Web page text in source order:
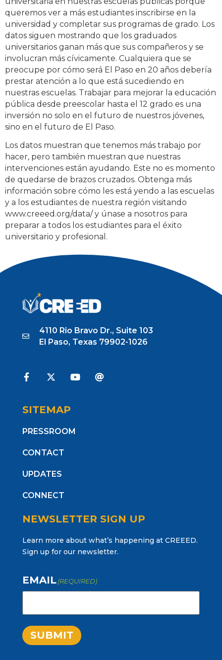
queremos ver a más estudiantes inscribirse en la
universidad y completar sus programas de grado. Los
datos siguen mostrando que los graduados
universitarios ganan más que sus compañeros y se
involucran más cívicamente. Cualquiera que se
preocupe por cómo será El Paso en 20 años debería
prestar atención a lo que está sucediendo en
nuestras escuelas. Trabajar para mejorar la educación
pública desde preescolar hasta el 12 grado es una
inversión no solo en el futuro de nuestros jóvenes,
sino en el futuro de El Paso.
Los datos muestran que tenemos más trabajo por
hacer, pero también muestran que nuestras
intervenciones están ayudando. Este no es momento
de quedarse de brazos cruzados. Obtenga más
información sobre cómo les está yendo a las escuelas
y a los estudiantes de nuestra región visitando
www.creeed.org/data/ y únase a nosotros para
preparar a todos los estudiantes para el éxito
universitario y profesional.
Colegio (College),Datos e Informes (Data &
Reports)
Estudiantes (Students)
4110 Rio Bravo Dr., Suite 103
El Paso, Texas 79902-1026
SITEMAP
PRESSROOM
CONTACT
UPDATES
CONNECT
NEWSLETTER SIGN UP
Learn more about what’s happening at CREEED.
Sign up for our newsletter.
EMAIL (REQUIRED)
SUBMIT